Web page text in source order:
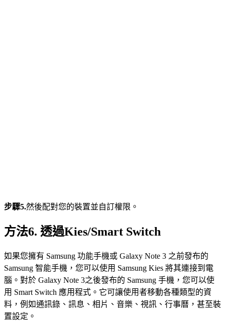
步驟5.然後配對您的裝置並自訂權限。
方法6. 透過Kies/Smart Switch
如果您擁有 Samsung 功能手機或 Galaxy Note 3 之前發布的
Samsung 智能手機，您可以使用 Samsung Kies 將其連接到電
腦。對於 Galaxy Note 3之後發布的 Samsung 手機，您可以使
用 Smart Switch 應用程式。它可讓使用者移動各種類型的資
料，例如通訊錄、訊息、相片、音樂、視訊、行事曆，甚至裝
置設定。